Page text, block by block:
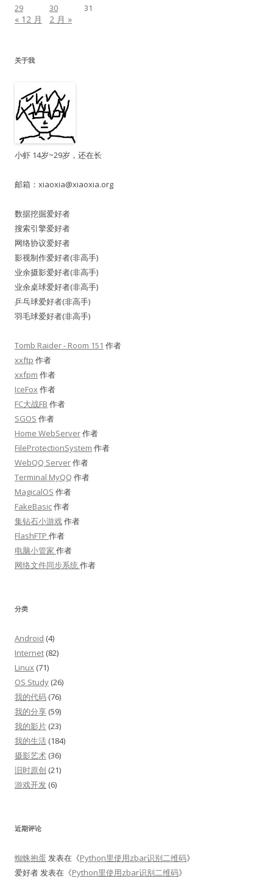
29
30 31
« 12 月 2 月 »
关于我
小虾 14岁~29岁，还在长
邮箱： xiaoxia@xiaoxia.org
数据挖掘爱好者
搜索引擎爱好者
网络协议爱好者
影视制作爱好者(非高手)
业余摄影爱好者(非高手)
业余桌球爱好者(非高手)
乒乓球爱好者(非高手)
羽毛球爱好者(非高手)
Tomb Raider - Room 151 作者
xxftp 作者
xxfpm 作者
IceFox作者
FC大战FB 作者
SGOS 作者
Home WebServer作者
FileProtectionSystem 作者
WebQQ Server作者
Terminal MyQQ 作者
MagicalOS 作者
FakeBasic作者
集钻石小游戏作者
FlashFTP 作者
电脑小管家 作者
网络文件同步系统作者
分类
Android (4)
Internet (82)
Linux (71)
OS Study (26)
我的代码 (76)
我的分享 (59)
我的影片 (23)
我的生活 (184)
摄影艺术 (36)
旧时原创 (21)
游戏开发 (6)
近期评论
蜘蛛抱蛋 发表在《Python里使用zbar识别二维码》
爱好者发表在《Python里使用zbar识别二维码》